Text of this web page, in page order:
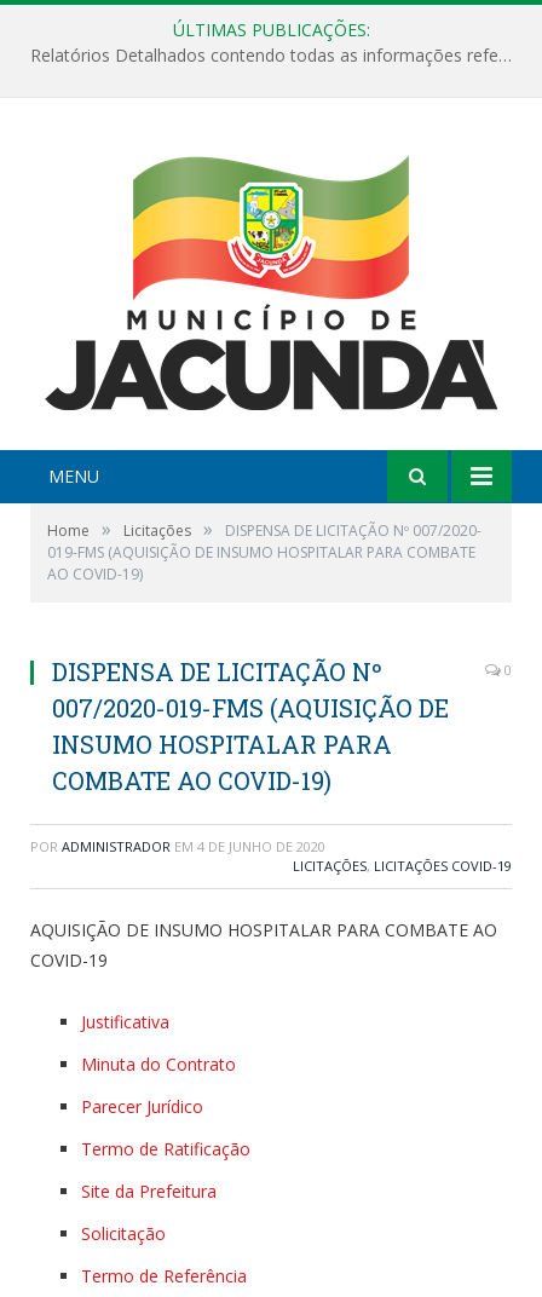
ÚLTIMAS PUBLICAÇÕES:
Relatórios Detalhados contendo todas as informações referentes a execução de recursos destinados ao fomento de projetos culturais no Município de Jacundá entre os anos de 2022 ao presente ano de 2026.
MENU
Home » Licitações »
DISPENSA DE LICITAÇÃO Nº 007/2020-
019-FMS (AQUISIÇÃO DE INSUMO HOSPITALAR PARA COMBATE
AO COVID-19)
DISPENSA DE LICITAÇÃO Nº
007/2020-019-FMS (AQUISIÇÃO DE
INSUMO HOSPITALAR PARA
COMBATE AO COVID-19)
0
POR ADMINISTRADOR EM 4 DE JUNHO DE 2020
LICITAÇÕES, LICITAÇÕES COVID-19
AQUISIÇÃO DE INSUMO HOSPITALAR PARA COMBATE AO
COVID-19
Justificativa
Minuta do Contrato
Parecer Jurídico
Termo de Ratificação
Site da Prefeitura
Solicitação
Termo de Referência